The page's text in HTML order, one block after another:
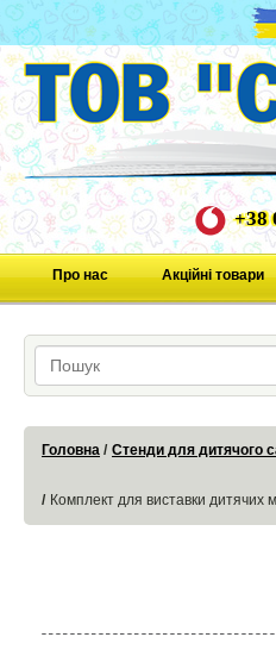
+38
Про нас Акційні товари
Головна Стенди для дитячого
Комплект для виставки дитячих